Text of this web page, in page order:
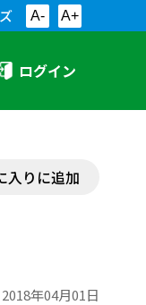
A- A+
ログイン
入りに追加
2018年04月01日